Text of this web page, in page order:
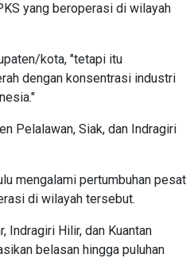
yang beroperasi di wilayah
kota, "tetapi itu
dengan konsentrasi industri
Pelalawan, Siak, dan Indragiri
mengalami pertumbuhan pesat
di wilayah tersebut.
Indragiri Hilir, dan Kuantan
belasan hingga puluhan